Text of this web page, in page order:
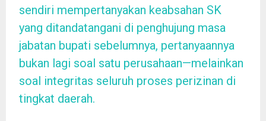
sendiri mempertanyakan keabsahan SK
yang ditandatangani di penghujung masa
jabatan bupati sebelumnya, pertanyaannya
bukan lagi soal satu perusahaan—melainkan
soal integritas seluruh proses perizinan di
tingkat daerah.